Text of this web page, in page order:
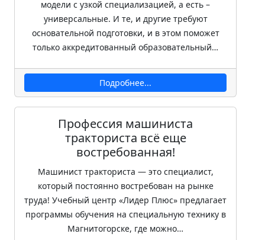
модели с узкой специализацией, а есть –
универсальные. И те, и другие требуют
основательной подготовки, и в этом поможет
только аккредитованный образовательный…
Подробнее...
Профессия машиниста
тракториста всё еще
востребованная!
Машинист тракториста — это специалист,
который постоянно востребован на рынке
труда! Учебный центр «Лидер Плюс» предлагает
программы обучения на специальную технику в
Магнитогорске, где можно…